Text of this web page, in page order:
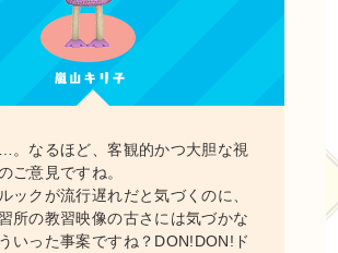
。なるほど、客観的かつ大胆な視
ご意見ですね。
ックが流行遅れだと気づくのに、
所の教習映像の古さには気づかな
いった事案ですね？DON!DON!ド